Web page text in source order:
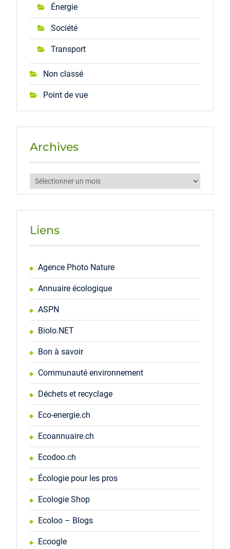
Énergie
Société
Transport
Non classé
Point de vue
Archives
Archives
Liens
Agence Photo Nature
Annuaire écologique
ASPN
Biolo.NET
Bon à savoir
Communauté environnement
Déchets et recyclage
Eco-energie.ch
Ecoannuaire.ch
Ecodoo.ch
Écologie pour les pros
Ecologie Shop
Ecoloo – Blogs
Ecoogle